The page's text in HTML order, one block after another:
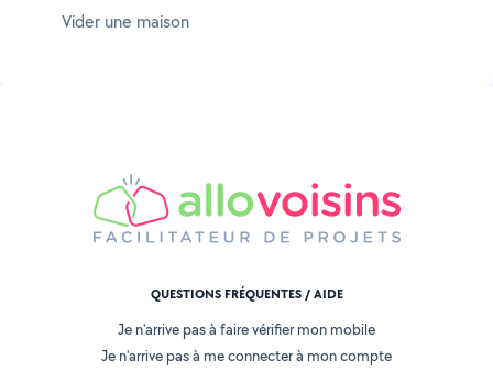
Vider une maison
QUESTIONS FRÉQUENTES / AIDE
Je n'arrive pas à faire vérifier mon mobile
Je n'arrive pas à me connecter à mon compte